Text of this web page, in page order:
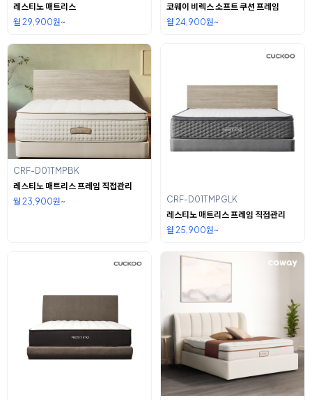
레스티노 매트리스
월 29,900원~
코웨이 비렉스 소프트 쿠션 프레임
월 24,900원~
CRF-D01TMPBK
레스티노 매트리스 프레임 직접관리
월 23,900원~
CRF-D01TMPGLK
레스티노 매트리스 프레임 직접관리
월 25,900원~